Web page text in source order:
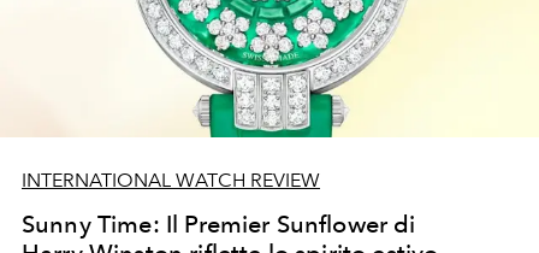
INTERNATIONAL WATCH REVIEW
Sunny Time: Il Premier Sunflower di